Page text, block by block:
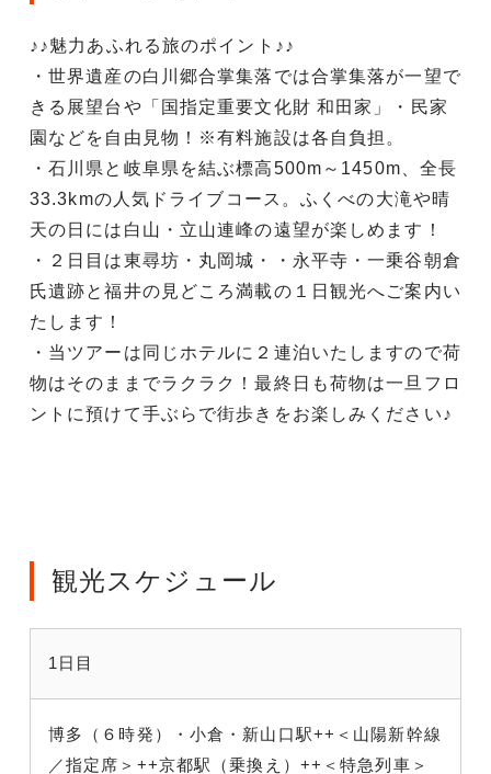
♪♪魅力あふれる旅のポイント♪♪
・世界遺産の白川郷合掌集落では合掌集落が一望で
きる展望台や「国指定重要文化財 和田家」・民家
園などを自由見物！※有料施設は各自負担。
・石川県と岐阜県を結ぶ標高500m～1450m、全長
33.3kmの人気ドライブコース。ふくべの大滝や晴
天の日には白山・立山連峰の遠望が楽しめます！
・２日目は東尋坊・丸岡城・・永平寺・一乗谷朝倉
氏遺跡と福井の見どころ満載の１日観光へご案内い
たします！
・当ツアーは同じホテルに２連泊いたしますので荷
物はそのままでラクラク！最終日も荷物は一旦フロ
ントに預けて手ぶらで街歩きをお楽しみください♪
観光スケジュール
1日目
博多（６時発）・小倉・新山口駅++＜山陽新幹線
／指定席 ＞++京都駅（乗換え）++＜特急列車 ＞